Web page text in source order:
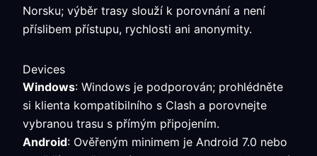
Norsku; výběr trasy slouží k porovnání a není
příslibem přístupu, rychlosti ani anonymity.
Devices
Windows: Windows je podporován; prohlédněte
si klienta kompatibilního s Clash a porovnejte
vybranou trasu s přímým připojením.
Android: Ověřeným minimem je Android 7.0 nebo